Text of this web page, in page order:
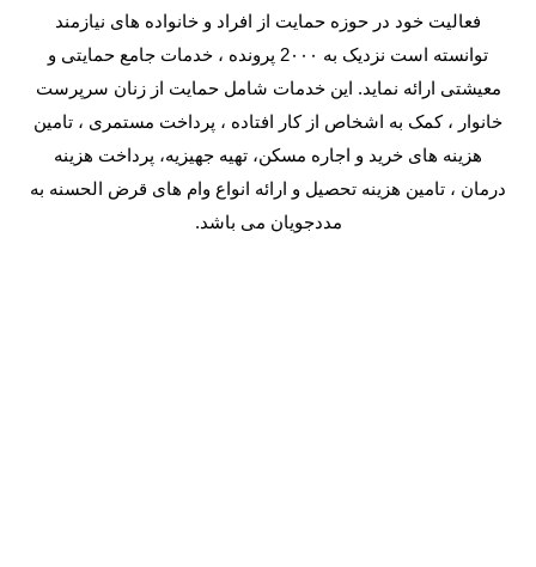
فعالیت خود در حوزه حمایت از افراد و خانواده های نیازمند
توانسته است نزدیک به 2۰۰۰ پرونده ، خدمات جامع حمایتی و
معیشتی ارائه نماید. این خدمات شامل حمایت از زنان سرپرست
خانوار ، کمک به اشخاص از کار افتاده ، پرداخت مستمری ، تامین
هزینه های خرید و اجاره مسکن، تهیه جهیزیه، پرداخت هزینه
درمان ، تامین هزینه تحصیل و ارائه انواع وام های قرض الحسنه به
مددجویان می باشد.